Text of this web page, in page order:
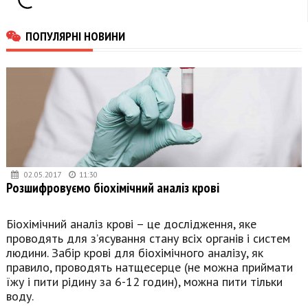
ПОПУЛЯРНІ НОВИНИ
02.05.2017 11:30
Розшифровуємо біохімічний аналіз крові
Біохімічний аналіз крові – це дослідження, яке
проводять для з’ясування стану всіх органів і систем
людини. Забір крові для біохімічного аналізу, як
правило, проводять натщесерце (не можна приймати
їжу і пити рідину за 6-12 годин), можна пити тільки
воду.